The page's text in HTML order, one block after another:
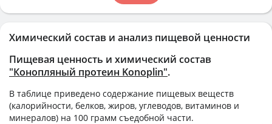
Химический состав и анализ пищевой ценности
Пищевая ценность и химический состав
"Конопляный протеин Konoplin".
В таблице приведено содержание пищевых веществ
(калорийности, белков, жиров, углеводов, витаминов и
минералов) на 100 грамм съедобной части.